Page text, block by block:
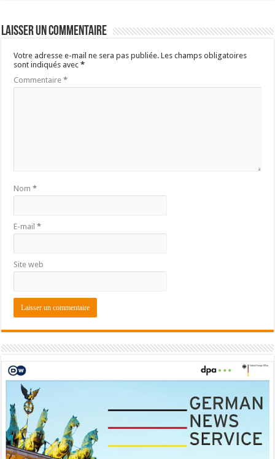
Laisser un commentaire
Votre adresse e-mail ne sera pas publiée. Les champs obligatoires
sont indiqués avec*
Commentaire*
Nom*
E-mail*
Site web